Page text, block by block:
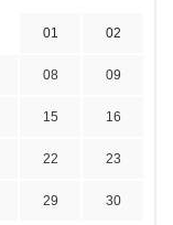
01 02
08 09
15 16
22 23
29 30